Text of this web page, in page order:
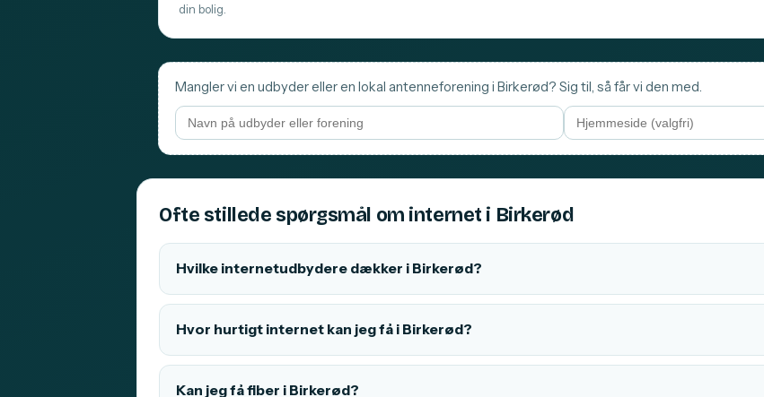
din bolig.
Mangler vi en udbyder eller en lokal antenneforening i Birkerød? Sig til, så får vi den med.
Ofte stillede spørgsmål om internet i Birkerød
Hvilke internetudbydere dækker i Birkerød?
Hvor hurtigt internet kan jeg få i Birkerød?
Kan jeg få fiber i Birkerød?